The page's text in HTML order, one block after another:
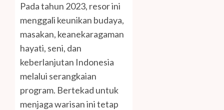
Pada tahun 2023, resor ini
menggali keunikan budaya,
masakan, keanekaragaman
hayati, seni, dan
keberlanjutan Indonesia
melalui serangkaian
program. Bertekad untuk
menjaga warisan ini tetap